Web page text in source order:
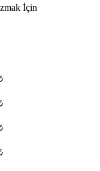
İçin